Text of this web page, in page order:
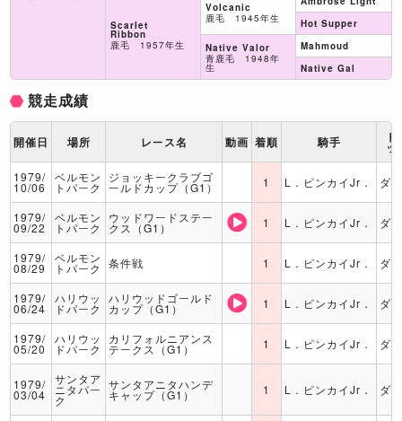
Scarlet
Ribbon
鹿毛 1957年生
Volcanic
鹿毛 1945年生
Native Valor
青鹿毛 1948年
生
Hot Supper
Mahmoud
Native Gal
競走成績
開催日 場所 レース名 動画 着順 騎手 ト
ッ
1979/
10/06
ベルモン
トパーク
ジョッキークラブゴ
ールドカップ（G1） 1 L．ピンカイJr． ダ
1979/
09/22
ベルモン
トパーク
ウッドワードステー
クス（G1） 1 L．ピンカイJr． ダ
1979/
08/29
ベルモン
トパーク 条件戦 1 L．ピンカイJr． ダ
1979/
06/24
ハリウッ
ドパーク
ハリウッドゴールド
カップ（G1） 1 L．ピンカイJr． ダ
1979/
05/20
ハリウッ
ドパーク
カリフォルニアンス
テークス（G1） 1 L．ピンカイJr． ダ
1979/
03/04
サンタア
ニタパー
ク
サンタアニタハンデ
キャップ（G1） 1 L．ピンカイJr． ダ